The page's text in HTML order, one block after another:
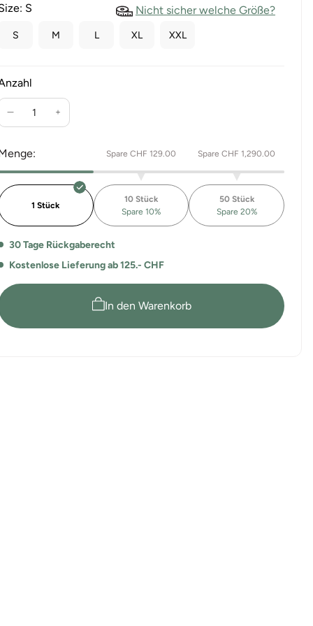
S Nicht sicher welche Größe?
S M L XL XXL
Verringere
Menge
für
Stretch
Softshell
Jacke
Riffelalp
Erhöhe
Stretch
Softshell
Jacke
Riffelalp
Spare CHF 129.00 Spare CHF 1,290.00
1 Stück
10 Stück
Spare 10%
50 Stück
Spare 20%
30 Tage Rückgaberecht
Kostenlose Lieferung ab 125.- CHF
In den Warenkorb